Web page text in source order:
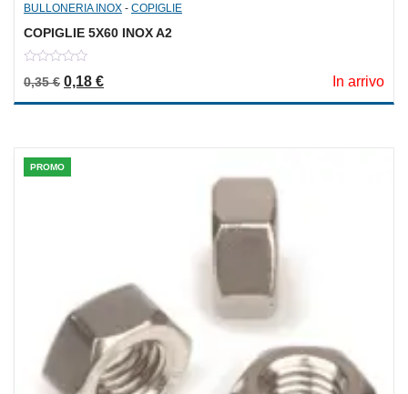
BULLONERIA INOX - COPIGLIE
COPIGLIE 5X60 INOX A2
out
5
0,35€ Il prezzo originale era: 0,35 €.
0,18 €Il prezzo attuale è: 0,18 €. In arrivo
PROMO